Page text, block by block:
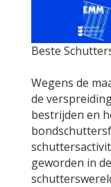
Beste
Wegens de
de
bestrijden en
geworden in